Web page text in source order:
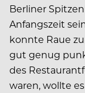
Berliner
Anfangszeit
konnte Raue
gut genug
des
waren, wollte